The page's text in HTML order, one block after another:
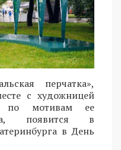
перчатка»,
с художницей
по мотивам ее
появится в
в День